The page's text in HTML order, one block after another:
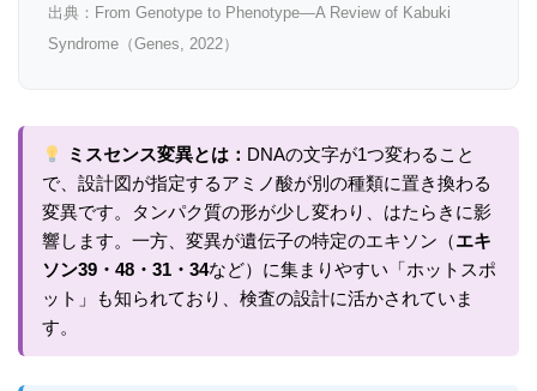
出典：From Genotype to Phenotype—A Review of Kabuki
Syndrome（Genes, 2022）
ミスセンス変異とは： DNAの文字が1つ変わること
で、設計図が指定するアミノ酸が別の種類に置き換わる
変異です。タンパク質の形が少し変わり、はたらきに影
響します。一方、変異が遺伝子の特定のエキソン（エキ
ソン39・48・31・34など）に集まりやすい「ホットスポ
ット」も知られており、検査の設計に活かされていま
す。